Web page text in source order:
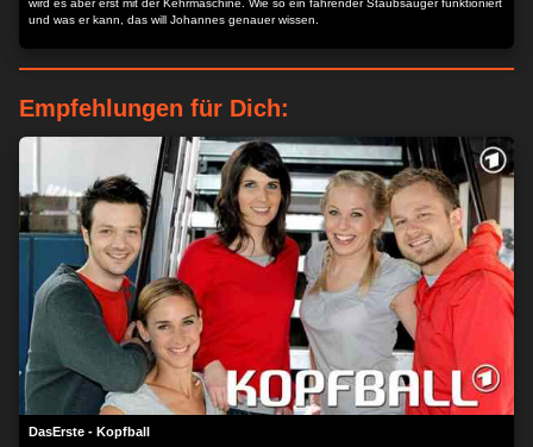
wird es aber erst mit der Kehrmaschine. Wie so ein fahrender Staubsauger funktioniert
und was er kann, das will Johannes genauer wissen.
Empfehlungen für Dich:
DasErste - Kopfball